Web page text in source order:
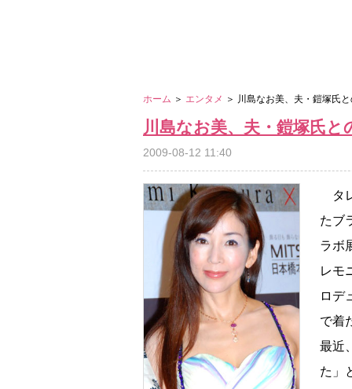
ホーム ＞ エンタメ ＞ 川島なお美、夫・鎧塚氏
川島なお美、夫・鎧塚氏
2009-08-12 11:40
タ
たブ
ラボ
レモ
ロデ
で着
最近
た」